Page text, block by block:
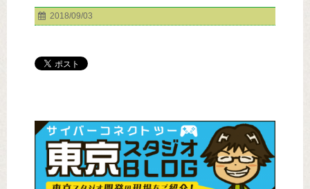
2018/09/03